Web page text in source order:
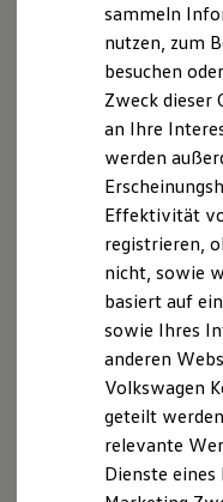
Reichweite
Laden
Laden
Laden
Batterie
Garantie
Kosten und
E-Auto-
Software und
Die ID.
ID.
Digitale
Probefahrt
Servicetermin
sammeln
nutzen, zum
besuchen
Zweck dieser
an Ihre
werden
Effektivität
registrieren,
nicht, sowie
basiert auf
sowie Ihres
anderen
Volkswagen
geteilt
relevante
Dienste